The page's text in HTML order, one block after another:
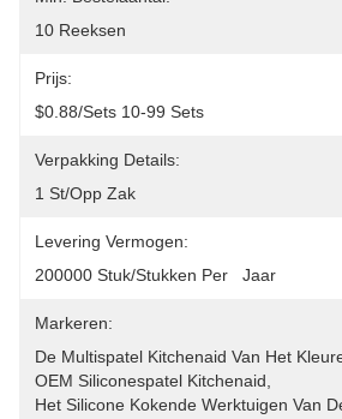
10 Reeksen
Prijs:
$0.88/sets 10-99 Sets
Verpakking Details:
1 St/opp Zak
Levering Vermogen:
200000 Stuk/Stukken Per   Jaar
Markeren:
De Multispatel Kitchenaid Van Het
OEM Siliconespatel Kitchenaid
Het Silicone Kokende Werktuigen Van